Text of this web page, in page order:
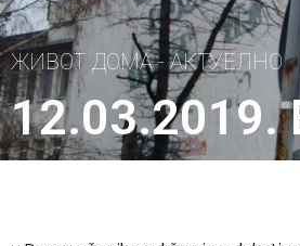
ЖИВОТ ДОМА - АКТУЕЛНО
12.03.2019.